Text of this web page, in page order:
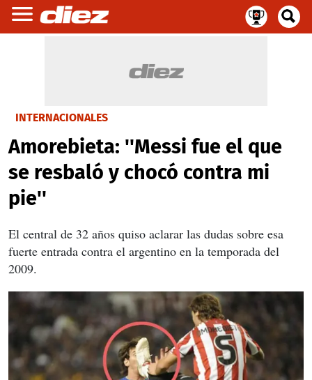
INTERNACIONALES
Amorebieta: ''Messi fue el que
se resbaló y chocó contra mi
pie''
El central de 32 años quiso aclarar las dudas sobre esa
fuerte entrada contra el argentino en la temporada del
2009.